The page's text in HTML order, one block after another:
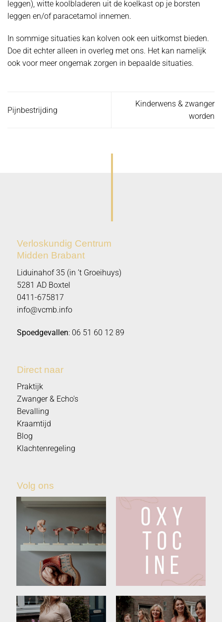
leggen), witte koolbladeren uit de koelkast op je borsten
leggen en/of paracetamol innemen.
In sommige situaties kan kolven ook een uitkomst bieden.
Doe dit echter alleen in overleg met ons. Het kan namelijk
ook voor meer ongemak zorgen in bepaalde situaties.
Pijnbestrijding
Kinderwens & zwanger
worden
Verloskundig Centrum
Midden Brabant
Liduinahof 35 (in ’t Groeihuys)
5281 AD Boxtel
0411-675817
info@vcmb.info
Spoedgevallen: 06 51 60 12 89
Direct naar
Praktijk
Zwanger & Echo's
Bevalling
Kraamtijd
Blog
Klachtenregeling
Volg ons